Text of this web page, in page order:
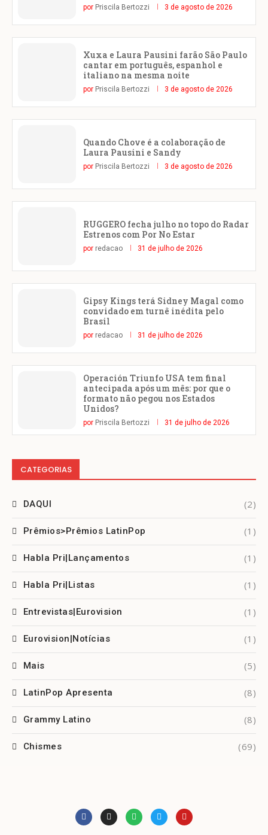
por Priscila Bertozzi 3 de agosto de 2026
Xuxa e Laura Pausini farão São Paulo
cantar em português, espanhol e
italiano na mesma noite
por Priscila Bertozzi 3 de agosto de 2026
Quando Chove é a colaboração de
Laura Pausini e Sandy
por Priscila Bertozzi 3 de agosto de 2026
RUGGERO fecha julho no topo do Radar
Estrenos com Por No Estar
por redacao 31 de julho de 2026
Gipsy Kings terá Sidney Magal como
convidado em turnê inédita pelo
Brasil
por redacao 31 de julho de 2026
Operación Triunfo USA tem final
antecipada após um mês: por que o
formato não pegou nos Estados
Unidos?
por Priscila Bertozzi 31 de julho de 2026
CATEGORIAS
DAQUI (2)
Prêmios>Prêmios LatinPop (1)
Habla Pri|Lançamentos (1)
Habla Pri|Listas (1)
Entrevistas|Eurovision (1)
Eurovision|Notícias (1)
Mais (5)
LatinPop Apresenta (8)
Grammy Latino (8)
Chismes (69)